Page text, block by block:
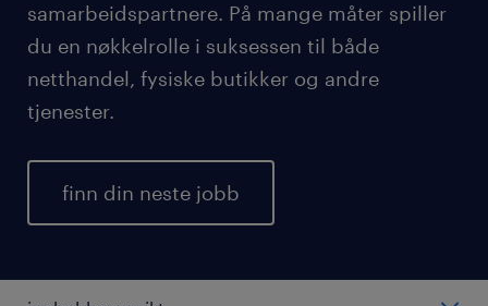
samarbeidspartnere. På mange måter spiller
du en nøkkelrolle i suksessen til både
netthandel, fysiske butikker og andre
tjenester.
finn din neste jobb